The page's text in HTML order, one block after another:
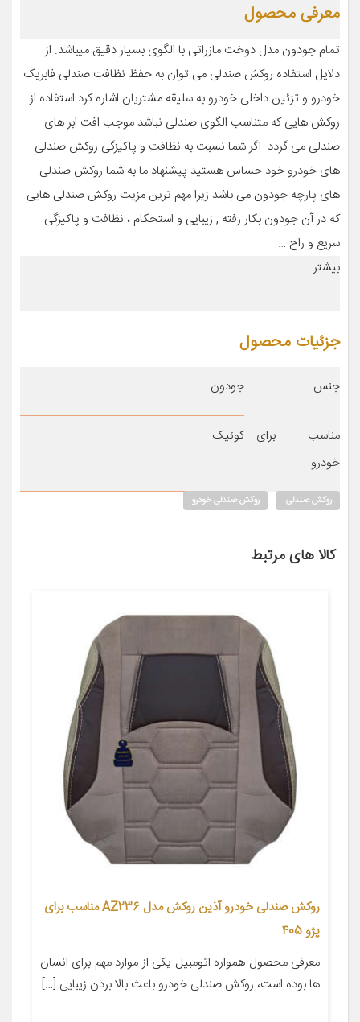
معرفی محصول
تمام جودون مدل دوخت مازراتی با الگوی بسیار دقیق میباشد. از
دلایل استفاده روکش صندلی می توان به حفظ نظافت صندلی فابریک
خودرو و تزئین داخلی خودرو به سلیقه مشتریان اشاره کرد استفاده از
روکش هایی که متناسب الگوی صندلی نباشد موجب افت ابر های
صندلی می گردد. اگر شما نسبت به نظافت و پاکیزگی روکش صندلی
های خودرو خود حساس هستید پیشنهاد ما به شما روکش صندلی
های پارچه جودون می باشد زیرا مهم ترین مزیت روکش صندلی هایی
که در آن جودون بکار رفته , زیبایی و استحکام ، نظافت و پاکیزگی
سریع و راح …
بیشتر
جزئیات محصول
جنس جودون
مناسب برای
خودرو
کوئیک
روکش صندلی روکش صندلی خودرو
کالا های مرتبط
روکش صندلی خودرو آذین روکش مدل AZ236 مناسب برای
پژو 405
معرفی محصول همواره اتومبیل یکی از موارد مهم برای انسان
ها بوده است، روکش صندلی خودرو باعث بالا بردن زیبایی […]